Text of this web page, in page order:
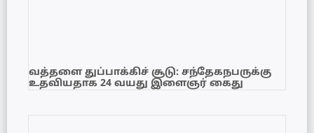
வத்தளை துப்பாக்கிச் சூடு: சந்தேகநபருக்கு
உதவியதாக 24 வயது இளைஞர் கைது